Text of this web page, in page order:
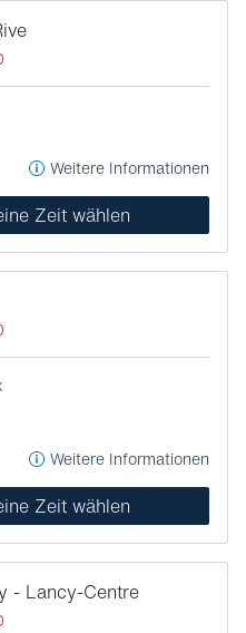
Weitere Informationen
Zeit wählen
Weitere Informationen
Zeit wählen
- Lancy-Centre